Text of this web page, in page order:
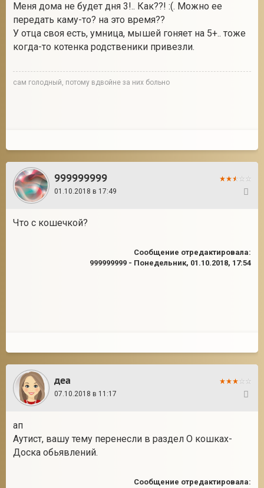
Меня дома не будет дня 3!.. Как??! :(. Можно ее
передать каму-то? на это время??
У отца своя есть, умница, мышей гоняет на 5+.. тоже
когда-то котенка родственики привезли.
сам голодный, потому вдвойне за них больно
999999999
01.10.2018 в 17:49
Что с кошечкой?
Сообщение отредактировала:
999999999 - Понедельник, 01.10.2018, 17:54
деа
07.10.2018 в 11:17
ап
Аутист, вашу тему перенесли в раздел О кошках-
Доска обьявлений.
Сообщение отредактировала: